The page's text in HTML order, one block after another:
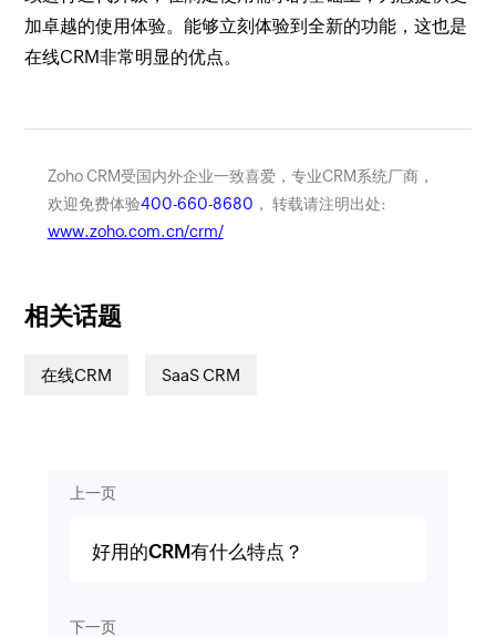
加卓越的使用体验。能够立刻体验到全新的功能，这也是
在线CRM非常明显的优点。
Zoho CRM受国内外企业一致喜爱，专业CRM系统厂商，
欢迎免费体验400-660-8680 ， 转载请注明出处:
www.zoho.com.cn/crm/
相关话题
在线CRM SaaS CRM
上一页
好用的CRM有什么特点？
下一页